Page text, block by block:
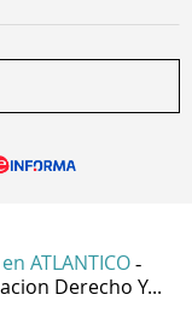
ATLANTICO -
Derecho Y...